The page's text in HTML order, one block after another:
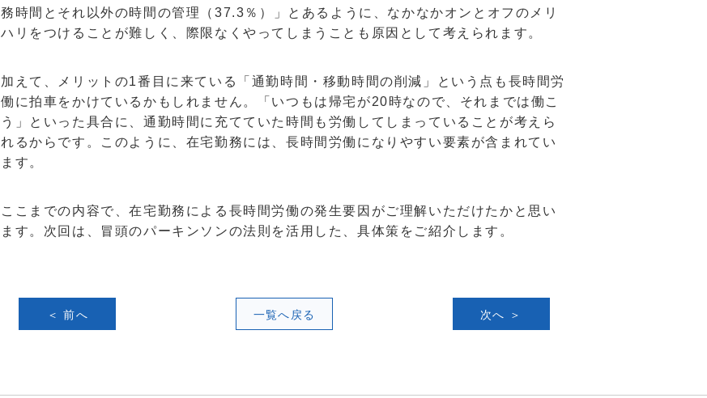
務時間とそれ以外の時間の管理（37.3％）」とあるように、なかなかオンとオフのメリ
ハリをつけることが難しく、際限なくやってしまうことも原因として考えられます。
加えて、メリットの1番目に来ている「通勤時間・移動時間の削減」という点も長時間労
働に拍車をかけているかもしれません。「いつもは帰宅が20時なので、それまでは働こ
う」といった具合に、通勤時間に充てていた時間も労働してしまっていることが考えら
れるからです。このように、在宅勤務には、長時間労働になりやすい要素が含まれてい
ます。
ここまでの内容で、在宅勤務による長時間労働の発生要因がご理解いただけたかと思い
ます。次回は、冒頭のパーキンソンの法則を活用した、具体策をご紹介します。
＜ 前へ 一覧へ戻る 次へ ＞